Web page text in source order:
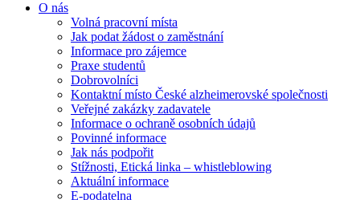
O nás
Volná pracovní místa
Jak podat žádost o zaměstnání
Informace pro zájemce
Praxe studentů
Dobrovolníci
Kontaktní místo České alzheimerovské společnosti
Veřejné zakázky zadavatele
Informace o ochraně osobních údajů
Povinné informace
Jak nás podpořit
Stížnosti, Etická linka – whistleblowing
Aktuální informace
E-podatelna